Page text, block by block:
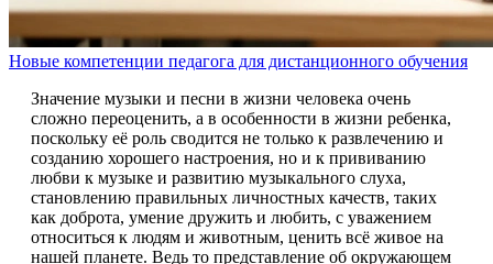
Новые компетенции педагога для дистанционного обучения
Значение музыки и песни в жизни человека очень
сложно переоценить, а в особенности в жизни ребенка,
поскольку её роль сводится не только к развлечению и
созданию хорошего настроения, но и к прививанию
любви к музыке и развитию музыкального слуха,
становлению правильных личностных качеств, таких
как доброта, умение дружить и любить, с уважением
относиться к людям и животным, ценить всё живое на
нашей планете. Ведь то представление об окружающем